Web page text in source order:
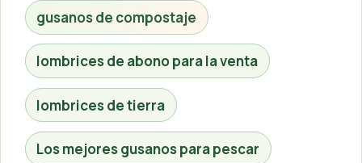
gusanos de compostaje
lombrices de abono para la venta
lombrices de tierra
Los mejores gusanos para pescar